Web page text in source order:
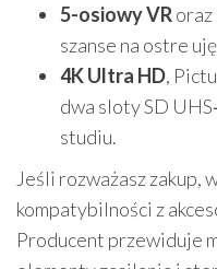
5-osiowy VRoraz
szanse na ostre
4K Ultra HD,
dwa sloty SD
studiu.
Jeśli rozważasz zakup,
kompatybilności z
Producent przewiduje